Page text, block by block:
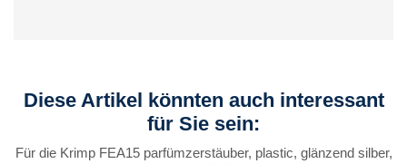
Diese Artikel könnten auch interessant
für Sie sein:
Für die Krimp FEA15 parfümzerstäuber, plastic, glänzend silber,